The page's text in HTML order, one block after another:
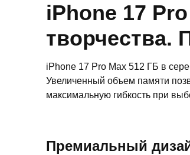
iPhone 17
творчества.
iPhone 17 Pro Max 512 ГБ в
Увеличенный объем памяти
максимальную гибкость при
Премиальный